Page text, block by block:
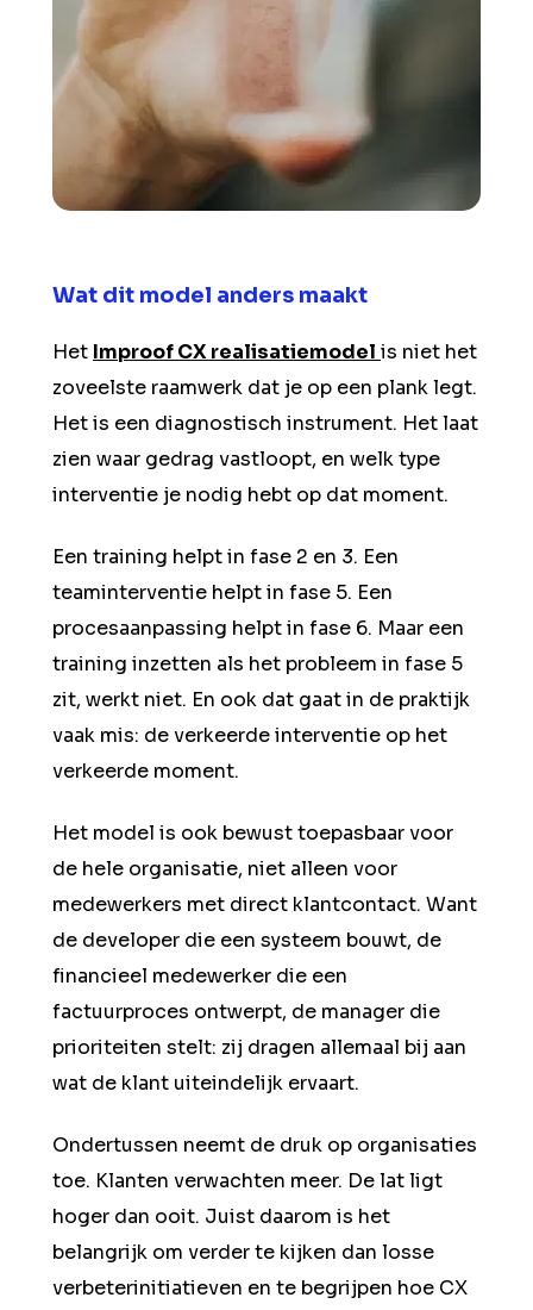
Wat dit model anders maakt
Het Improof CX realisatiemodel is niet het
zoveelste raamwerk dat je op een plank legt.
Het is een diagnostisch instrument. Het laat
zien waar gedrag vastloopt, en welk type
interventie je nodig hebt op dat moment.
Een training helpt in fase 2 en 3. Een
teaminterventie helpt in fase 5. Een
procesaanpassing helpt in fase 6. Maar een
training inzetten als het probleem in fase 5
zit, werkt niet. En ook dat gaat in de praktijk
vaak mis: de verkeerde interventie op het
verkeerde moment.
Het model is ook bewust toepasbaar voor
de hele organisatie, niet alleen voor
medewerkers met direct klantcontact. Want
de developer die een systeem bouwt, de
financieel medewerker die een
factuurproces ontwerpt, de manager die
prioriteiten stelt: zij dragen allemaal bij aan
wat de klant uiteindelijk ervaart.
Ondertussen neemt de druk op organisaties
toe. Klanten verwachten meer. De lat ligt
hoger dan ooit. Juist daarom is het
belangrijk om verder te kijken dan losse
verbeterinitiatieven en te begrijpen hoe CX